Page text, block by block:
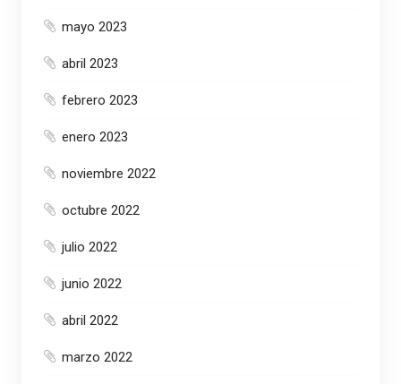
mayo 2023
abril 2023
febrero 2023
enero 2023
noviembre 2022
octubre 2022
julio 2022
junio 2022
abril 2022
marzo 2022